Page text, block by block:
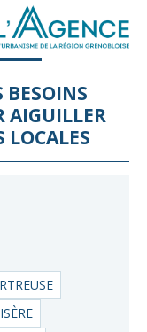
BESOINS
AIGUILLER
LOCALES
ISÈRE